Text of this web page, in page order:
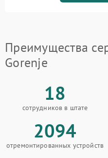
Преимущества
Gorenje
18
сотрудников в штате
2094
отремонтированных устройств